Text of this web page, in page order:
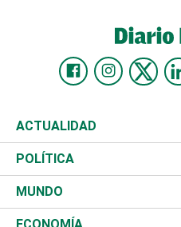
ACTUALIDAD
Nacional
Ciudad
Educación
POLÍTICA
Partidos
JCE
MUNDO
Estados Unidos
ECONOMÍA